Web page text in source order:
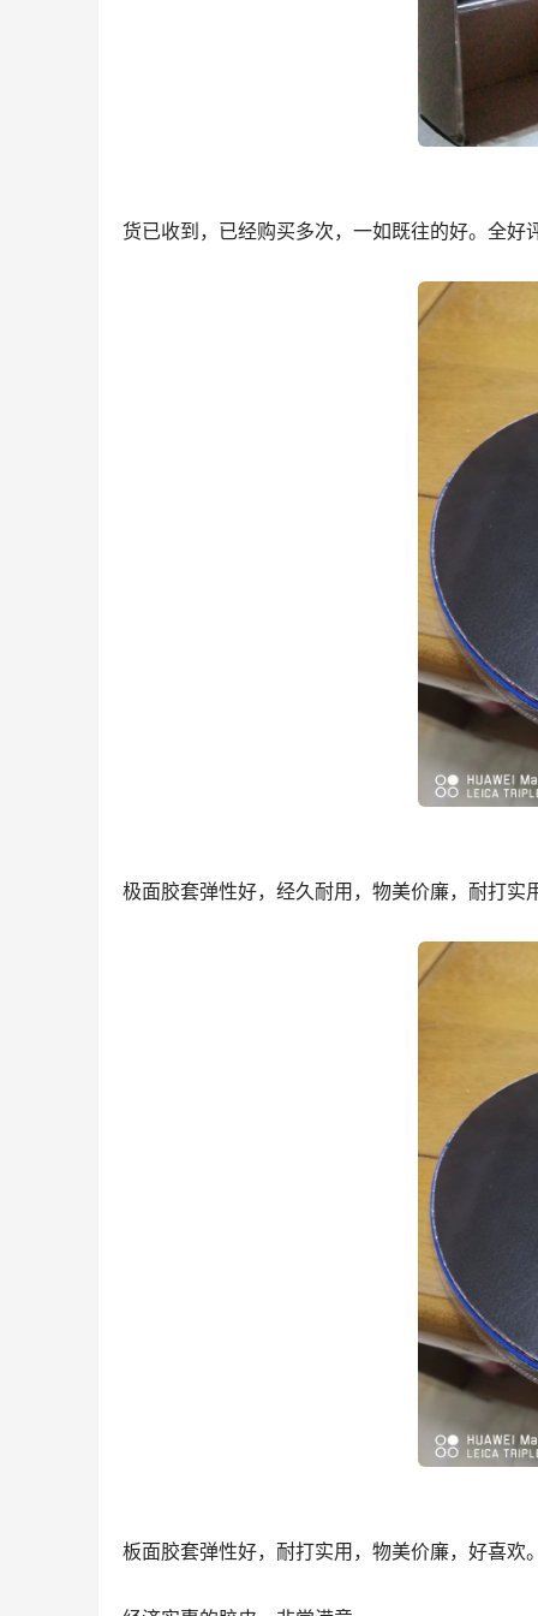
货已收到，已经购买多次，一如既往的好。全好
极面胶套弹性好，经久耐用，物美价廉，耐打实
板面胶套弹性好，耐打实用，物美价廉，好喜欢